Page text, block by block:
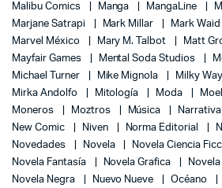
Malibu Comics
Manga MangaLine
Marjane Satrapi
Mark Millar Mark Waid
Marvel México
Mary M. Talbot
Matt
Mayfair Games
Mental Soda Studios
Michael Turner
Mike Mignola Milky Way
Mirka Andolfo
Mitología Moda
Moneros
Moztros Música Narrativa
New Comic
Niven Norma Editorial
Novedades
Novela
Novela Ciencia
Novela Fantasía
Novela Grafica
Novela Negra
Nuevo Nueve Océano